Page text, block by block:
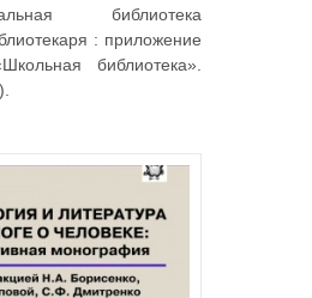
библиотека
: приложение
библиотека».